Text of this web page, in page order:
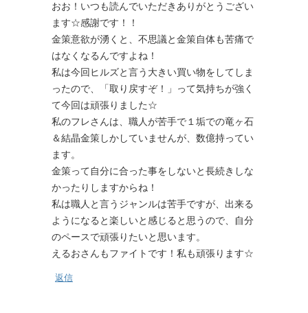
おお！いつも読んでいただきありがとうござい
ます☆感謝です！！
金策意欲が湧くと、不思議と金策自体も苦痛で
はなくなるんですよね！
私は今回ヒルズと言う大きい買い物をしてしま
ったので、「取り戻すぞ！」って気持ちが強く
て今回は頑張りました☆
私のフレさんは、職人が苦手で１垢での竜ヶ石
＆結晶金策しかしていませんが、数億持ってい
ます。
金策って自分に合った事をしないと長続きしな
かったりしますからね！
私は職人と言うジャンルは苦手ですが、出来る
ようになると楽しいと感じると思うので、自分
のペースで頑張りたいと思います。
えるおさんもファイトです！私も頑張ります☆
返信